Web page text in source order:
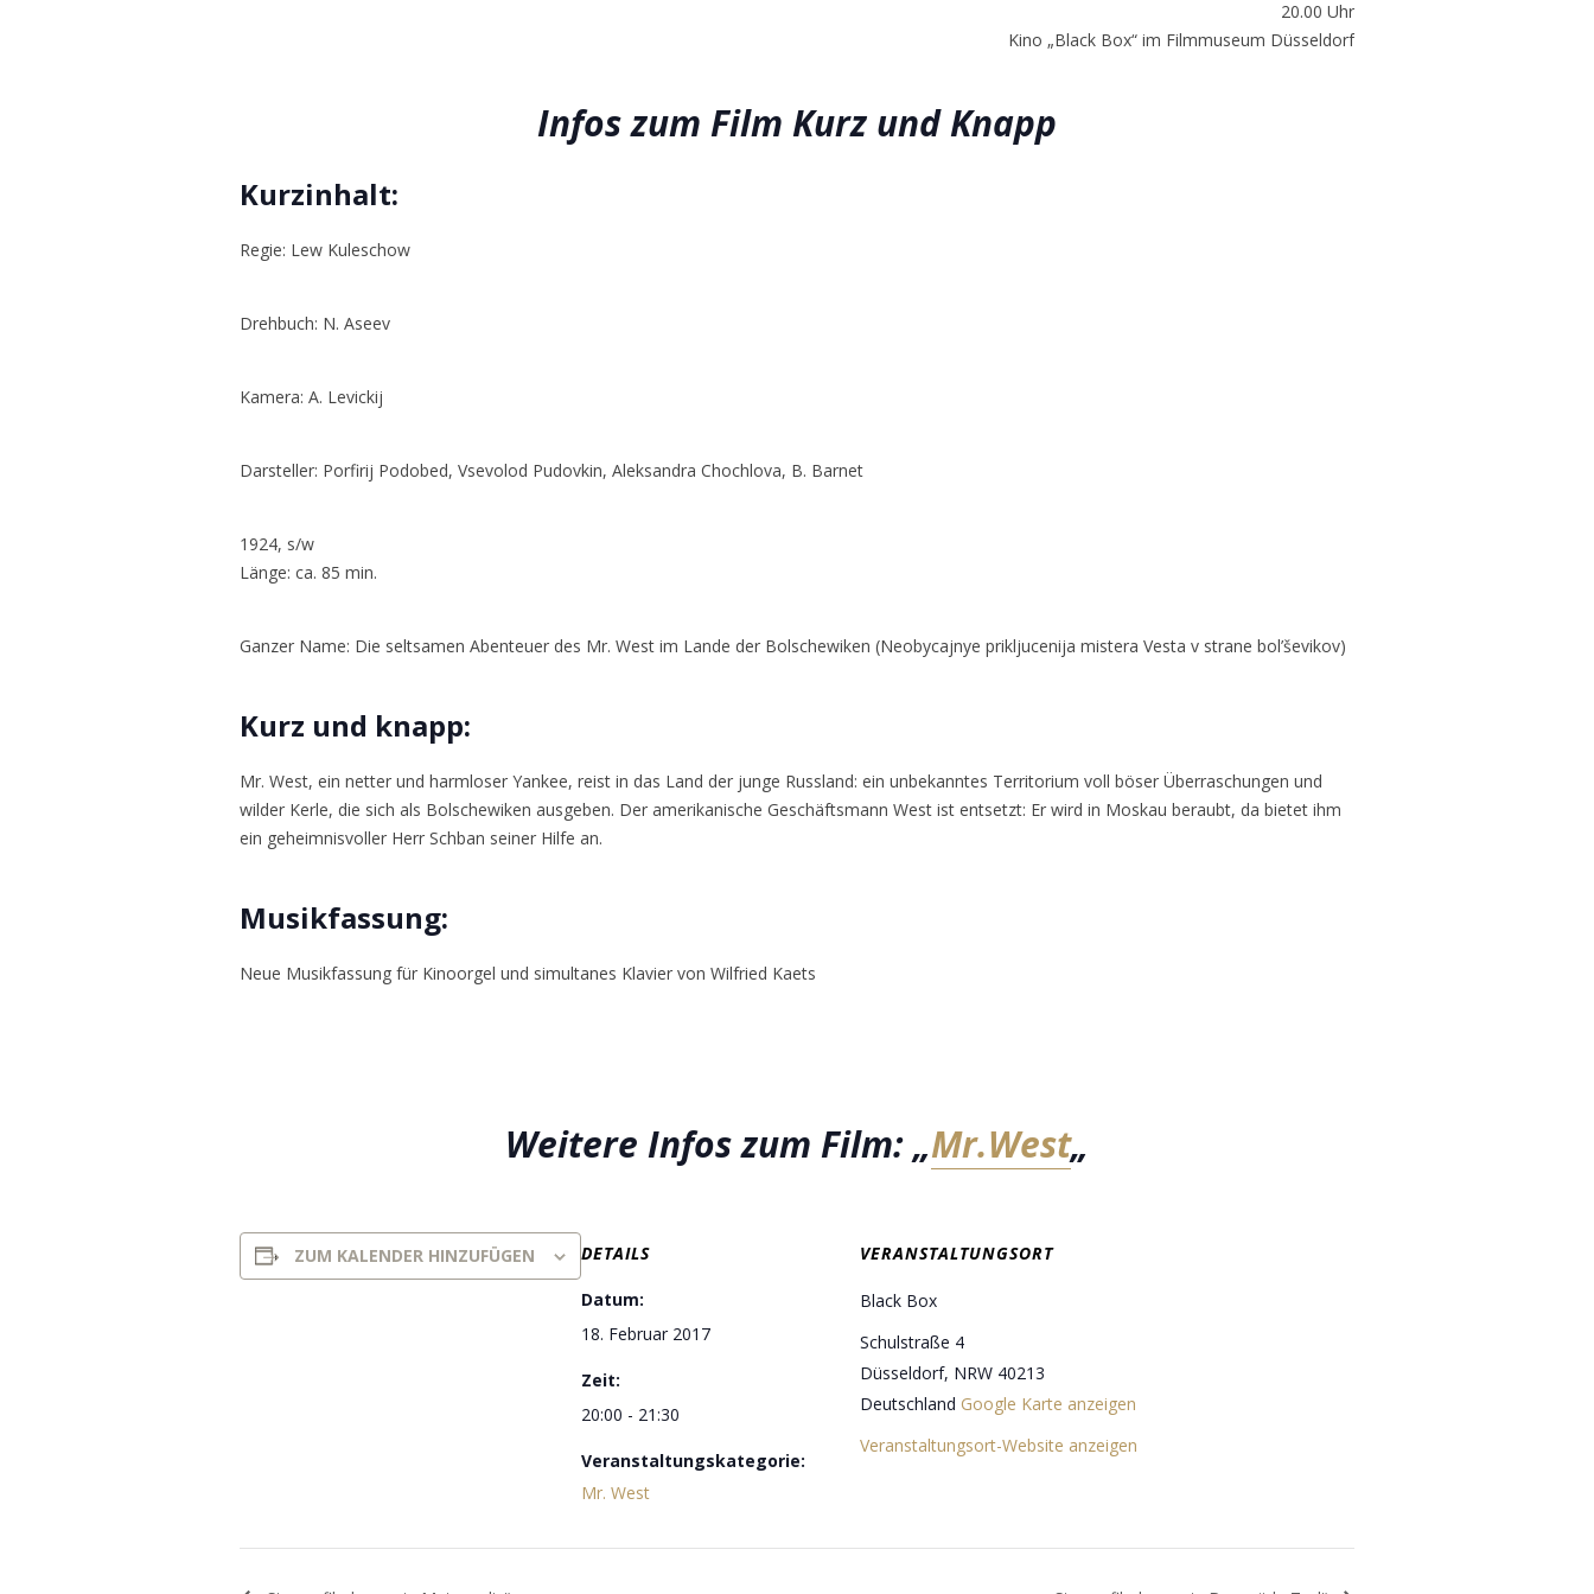
20.00 Uhr
Kino „Black Box“ im Filmmuseum Düsseldorf
Infos zum Film Kurz und Knapp
Kurzinhalt:
Regie: Lew Kuleschow
Drehbuch: N. Aseev
Kamera: A. Levickij
Darsteller: Porfirij Podobed, Vsevolod Pudovkin, Aleksandra Chochlova, B. Barnet
1924, s/w
Länge: ca. 85 min.
Ganzer Name: Die seltsamen Abenteuer des Mr. West im Lande der Bolschewiken (Neobycajnye prikljucenija mistera Vesta v strane bol’ševikov)
Kurz und knapp:
Mr. West, ein netter und harmloser Yankee, reist in das Land der junge Russland: ein unbekanntes Territorium voll böser Überraschungen und
wilder Kerle, die sich als Bolschewiken ausgeben. Der amerikanische Geschäftsmann West ist entsetzt: Er wird in Moskau beraubt, da bietet ihm
ein geheimnisvoller Herr Schban seiner Hilfe an.
Musikfassung:
Neue Musikfassung für Kinoorgel und simultanes Klavier von Wilfried Kaets
Weitere Infos zum Film: „Mr.West„
ZUM KALENDER HINZUFÜGEN DETAILS
Datum:
18. Februar 2017
Zeit:
20:00 - 21:30
Veranstaltungskategorie:
Mr. West
VERANSTALTUNGSORT
Black Box
Schulstraße 4
Düsseldorf, NRW 40213
Deutschland Google Karte anzeigen
Veranstaltungsort-Website anzeigen